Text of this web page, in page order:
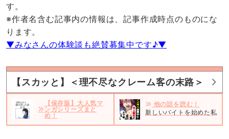
す。
※作者名含む記事内の情報は、記事作成時点のものにな
ります。
▼みなさんの体験談も絶賛募集中です♪▼
【スカッと】＜理不尽なクレーム客の末路＞
【保存版】大人気マ
ンガシリーズまと
め！
他の話を読む！
新しいバイトを始めた私。